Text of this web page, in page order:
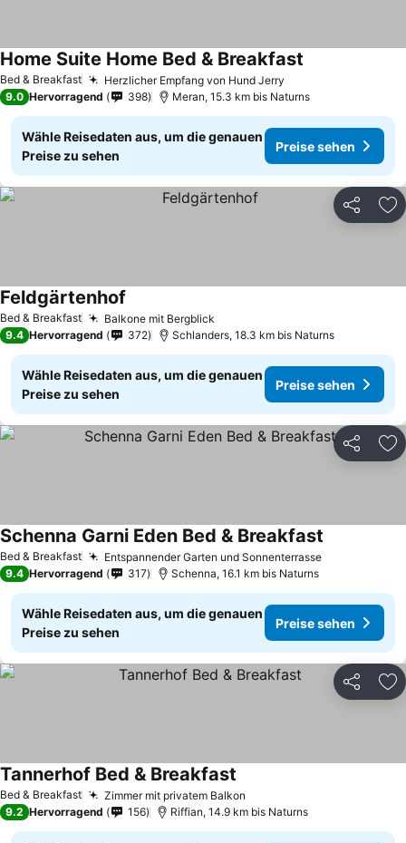
Bed & Breakfast Herzlicher Empfang von Hund Jerry
Home Suite Home Bed & Breakfast
9.0 Hervorragend 398 Meran, 15.3 km bis Naturns
Wähle Reisedaten aus, um die genauen
Preise zu sehen
Preise sehen
Teilen
Bed & Breakfast Balkone mit Bergblick
Feldgärtenhof
9.4 Hervorragend 372 Schlanders, 18.3 km bis Naturns
Wähle Reisedaten aus, um die genauen
Preise zu sehen
Preise sehen
Teilen
Bed & Breakfast Entspannender Garten und SonnenterrassePreise sehen
Schenna Garni Eden Bed & Breakfast
9.4 Hervorragend 317 Schenna, 16.1 km bis Naturns
Wähle Reisedaten aus, um die genauen
Preise zu sehen
Preise sehen
Teilen
Bed & Breakfast Zimmer mit privatem Balkon
Tannerhof Bed & Breakfast
9.2 Hervorragend 156 Riffian, 14.9 km bis Naturns